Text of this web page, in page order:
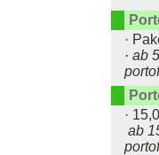
·
· ab
·
ab